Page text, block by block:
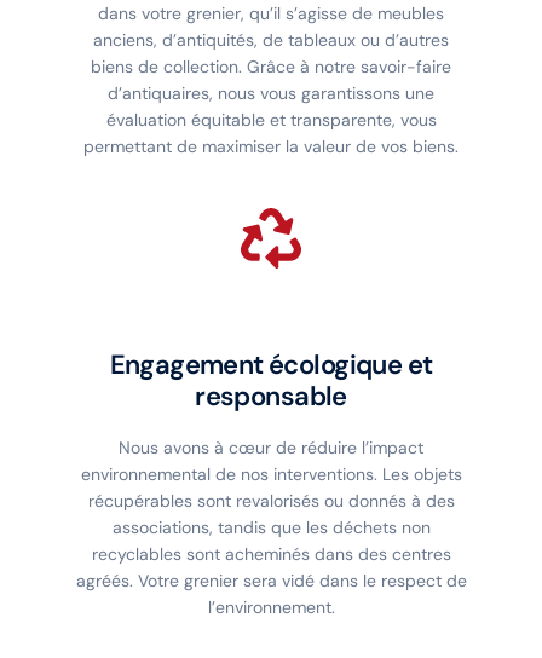
dans votre grenier, qu’il s’agisse de meubles
anciens, d’antiquités, de tableaux ou d’autres
biens de collection. Grâce à notre savoir-faire
d’antiquaires, nous vous garantissons une
évaluation équitable et transparente, vous
permettant de maximiser la valeur de vos biens.
Engagement écologique et
responsable
Nous avons à cœur de réduire l’impact
environnemental de nos interventions. Les objets
récupérables sont revalorisés ou donnés à des
associations, tandis que les déchets non
recyclables sont acheminés dans des centres
agréés. Votre grenier sera vidé dans le respect de
l’environnement.